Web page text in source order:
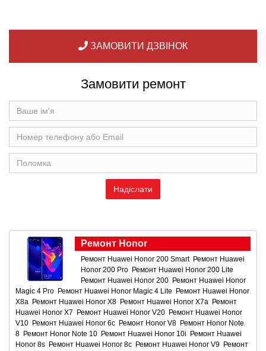
ЗАМОВИТИ ДЗВІНОК
Замовити ремонт
Ремонт Honor
Ремонт Huawei Honor 200 Smart Ремонт Huawei
Honor 200 Pro Ремонт Huawei Honor 200 Lite
Ремонт Huawei Honor 200 Ремонт Huawei Honor
Magic 4 Pro Ремонт Huawei Honor Magic 4 Lite
Ремонт Huawei Honor
X8a Ремонт Huawei Honor X8 Ремонт Huawei Honor X7a Ремонт
Huawei Honor X7
Ремонт Huawei Honor V20 Ремонт Huawei Honor
V10 Ремонт Huawei Honor 6c Ремонт Honor V8 Ремонт Honor Note
8 Ремонт Honor Note 10 Ремонт Huawei Honor 10i
Ремонт Huawei
Honor 8s Ремонт Huawei Honor 8c Ремонт Huawei Honor V9 Ремонт